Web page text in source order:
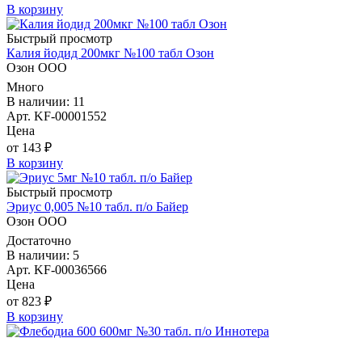
В корзину
Быстрый просмотр
Калия йодид 200мкг №100 табл Озон
Озон ООО
Много
В наличии: 11
Арт. KF-00001552
Цена
от 143 ₽
В корзину
Быстрый просмотр
Эриус 0,005 №10 табл. п/о Байер
Озон ООО
Достаточно
В наличии: 5
Арт. KF-00036566
Цена
от 823 ₽
В корзину